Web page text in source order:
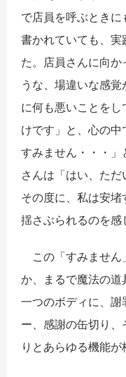
で店員を呼ぶとき
書かれていても、実
た。店員さんに向
うな、場違いな感
に何も悪いことを
けです」と、心の中
すみません・・・」
さんは「はい、ただ
その度に、私は安
揺さぶられるのを感
この「すみません
か、まるで魔法の道
一つのボディに、
ー、感謝の缶切り
りとあらゆる機能が